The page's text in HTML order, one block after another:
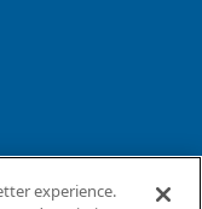
experience.